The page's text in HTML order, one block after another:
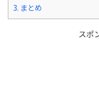
3. まとめ
スポ